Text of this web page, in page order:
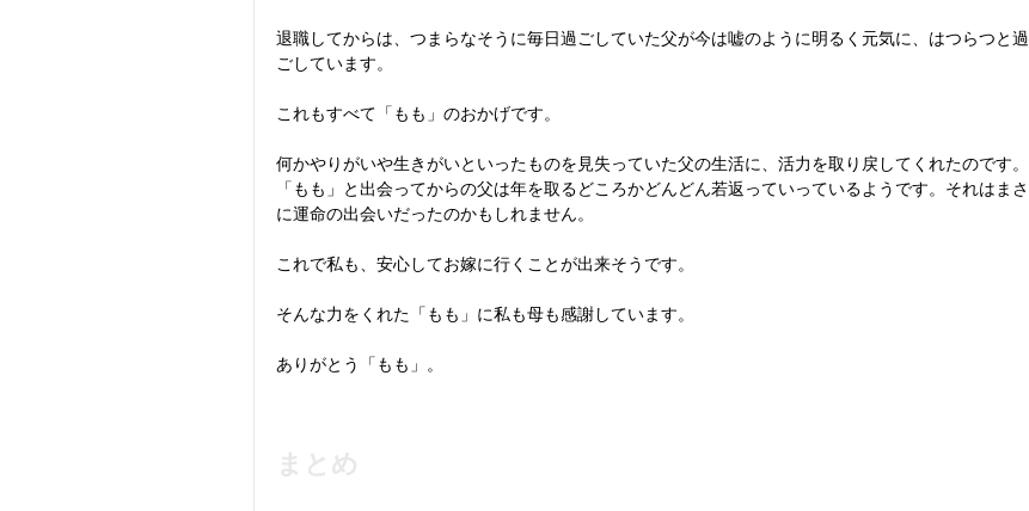
退職してからは、つまらなそうに毎日過ごしていた父が今は嘘のように明るく元気に、はつらつと過
ごしています。
これもすべて「もも」のおかげです。
何かやりがいや生きがいといったものを見失っていた父の生活に、活力を取り戻してくれたのです。
「もも」と出会ってからの父は年を取るどころかどんどん若返っていっているようです。それはまさ
に運命の出会いだったのかもしれません。
これで私も、安心してお嫁に行くことが出来そうです。
そんな力をくれた「もも」に私も母も感謝しています。
ありがとう「もも」。